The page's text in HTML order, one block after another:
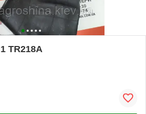
TR218A